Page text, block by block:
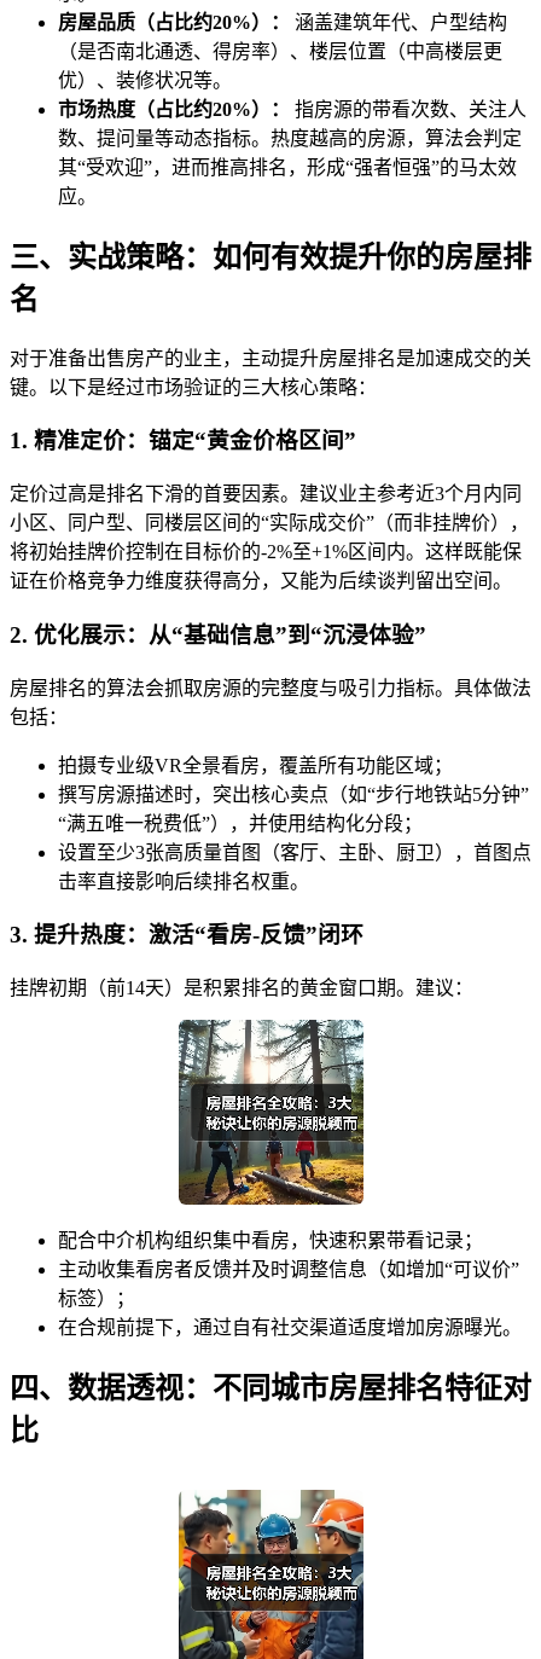
房屋品质（占比约20%）：
涵盖建筑年代、户型结构
（是否南北通透、得房率）、楼层位置（中高楼层更
优）、装修状况等。
市场热度（占比约20%）：
指房源的带看次数、关注人
数、提问量等动态指标。热度越高的房源，算法会判定
其“受欢迎”，进而推高排名，形成“强者恒强”的马太效
应。
三、实战策略：如何有效提升你的房屋排
名
对于准备出售房产的业主，主动提升房屋排名是加速成交的关
键。以下是经过市场验证的三大核心策略：
1. 精准定价：锚定“黄金价格区间”
定价过高是排名下滑的首要因素。建议业主参考近3个月内同
小区、同户型、同楼层区间的“实际成交价”（而非挂牌价），
将初始挂牌价控制在目标价的-2%至+1%区间内。这样既能保
证在价格竞争力维度获得高分，又能为后续谈判留出空间。
2. 优化展示：从“基础信息”到“沉浸体验”
房屋排名的算法会抓取房源的完整度与吸引力指标。具体做法
包括：
拍摄专业级VR全景看房，覆盖所有功能区域；
撰写房源描述时，突出核心卖点（如“步行地铁站5分钟”
“满五唯一税费低”），并使用结构化分段；
设置至少3张高质量首图（客厅、主卧、厨卫），首图点
击率直接影响后续排名权重。
3. 提升热度：激活“看房-反馈”闭环
挂牌初期（前14天）是积累排名的黄金窗口期。建议：
配合中介机构组织集中看房，快速积累带看记录；
主动收集看房者反馈并及时调整信息（如增加“可议价”
标签）；
在合规前提下，通过自有社交渠道适度增加房源曝光。
四、数据透视：不同城市房屋排名特征对
比